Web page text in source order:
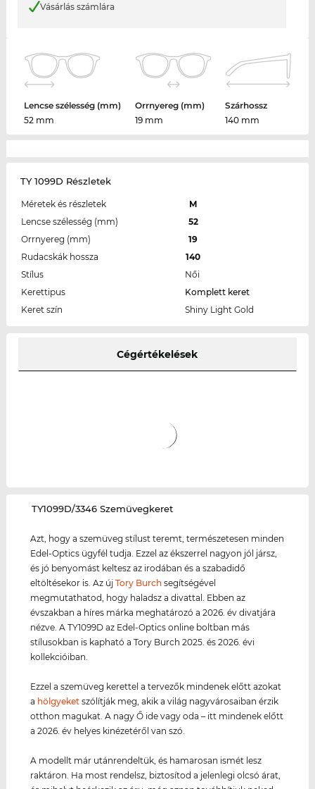
Vásárlás számlára
Lencse szélesség (mm)
52 mm
Orrnyereg (mm)
19 mm
Szárhossz
140 mm
TY 1099D Részletek
Méretek és részletek
M
Lencse szélesség (mm)
52
Orrnyereg (mm)
19
Rudacskák hossza
140
Stílus
Női
Kerettipus
Komplett keret
Keret szín
Shiny Light Gold
Cégértékelések
‌TY1099D/3346 Szemüvegkeret
Azt, hogy a szemüveg stílust teremt, természetesen minden
Edel-Optics ügyfél tudja. Ezzel az ékszerrel nagyon jól jársz,
és jó benyomást keltesz az irodában és a szabadidő
eltöltésekor is. Az újTory Burch segítségével
megmutathatod, hogy haladsz a divattal. Ebben az
évszakban a híres márka meghatározó a 2026. év divatjára
nézve. A TY1099D az Edel-Optics online boltban más
stílusokban is kapható a Tory Burch 2025. és 2026. évi
kollekcióiban.
Ezzel a szemüveg kerettel a tervezők mindenek előtt azokat
a hölgyeket szólítják meg, akik a világ nagyvárosaiban érzik
otthon magukat. A nagy Ő ide vagy oda – itt mindenek előtt
a 2026. év helyes kinézetéről van szó.
A modellt már utánrendeltük, és hamarosan ismét lesz
raktáron. Ha most rendelsz, biztosítod a jelenlegi olcsó árat,